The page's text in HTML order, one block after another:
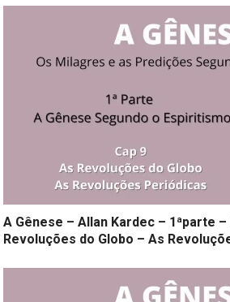
A Gênese – Allan Kardec – 1ªparte –
Revoluções do Globo – As